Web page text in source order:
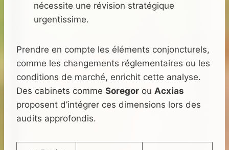
nécessite une révision stratégique
urgentissime.
Prendre en compte les éléments conjoncturels,
comme les changements réglementaires ou les
conditions de marché, enrichit cette analyse.
Des cabinets comme Soregor ou Acxias
proposent d’intégrer ces dimensions lors des
audits approfondis.